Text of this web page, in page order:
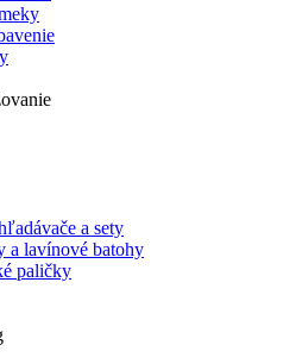
a sety
a lavínové batohy
paličky